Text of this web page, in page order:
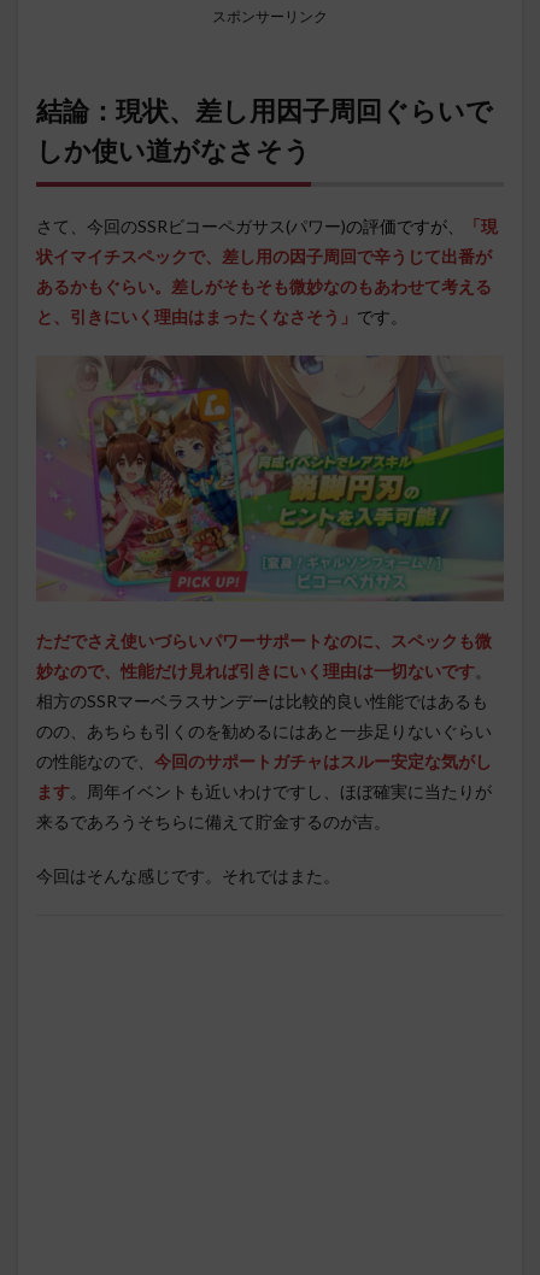
スポンサーリンク
結論：現状、差し用因子周回ぐらいで
しか使い道がなさそう
さて、今回のSSRビコーペガサス(パワー)の評価ですが、
「現
状イマイチスペックで、差し用の因子周回で辛うじて出番が
あるかもぐらい。差しがそもそも微妙なのもあわせて考える
と、引きにいく理由はまったくなさそう」 です。
ただでさえ使いづらいパワーサポートなのに、スペックも微
妙なので、性能だけ見れば引きにいく理由は一切ないです。
相方のSSRマーベラスサンデーは比較的良い性能ではあるも
のの、あちらも引くのを勧めるにはあと一歩足りないぐらい
の性能なので、 今回のサポートガチャはスルー安定な気がし
ます。周年イベントも近いわけですし、ほぼ確実に当たりが
来るであろうそちらに備えて貯金するのが吉。
今回はそんな感じです。それではまた。